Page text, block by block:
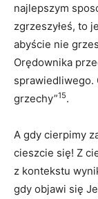
najlepszym
zgrzeszyłeś, to
abyście nie
Orędownika
sprawiedliwego.
grzechy”15.
A gdy cierpimy
cieszcie się! Z
z kontekstu
gdy objawi się